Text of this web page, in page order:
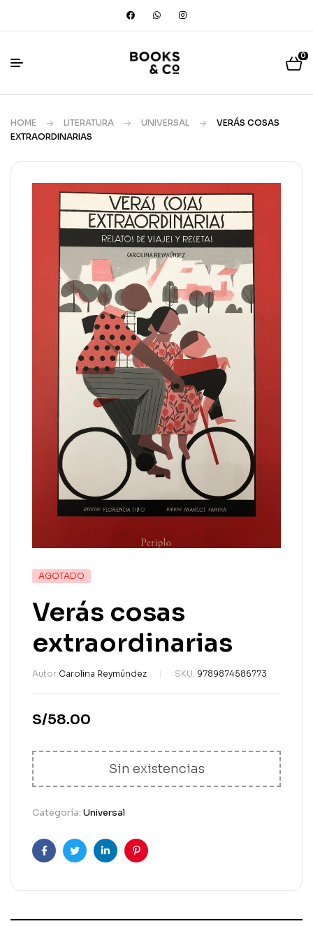
0
HOME LITERATURA UNIVERSAL
VERÁS COSAS
EXTRAORDINARIAS
AGOTADO
Verás cosas
extraordinarias
Autor:Carolina Reymúndez SKU: 9789874586773
S/58.00
Sin existencias
Categoría: Universal
FacebookGorjeoLinkedInPinterest